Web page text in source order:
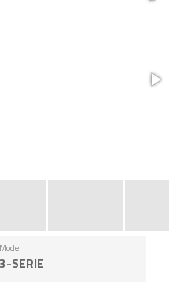
Model
3-SERIE